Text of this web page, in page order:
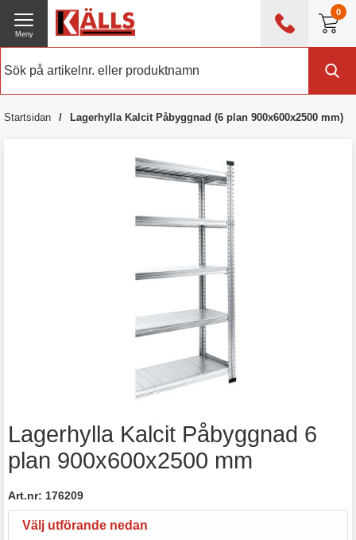
0
0476 - 214 80
Meny
Startsidan Lagerhylla Kalcit Påbyggnad (6 plan 900x600x2500 mm)
Lagerhylla Kalcit Påbyggnad 6
plan 900x600x2500 mm
Art.nr: 176209
Välj utförande nedan